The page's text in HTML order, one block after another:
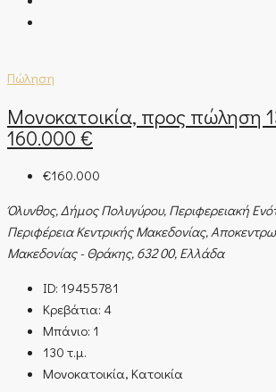
Πώληση
Μονοκατοικία, προς πώληση
160.000 €
€160.000
Όλυνθος, Δήμος Πολυγύρου, Περιφερειακή
Περιφέρεια Κεντρικής Μακεδονίας,
Μακεδονίας - Θράκης, 632 00, Ελλάδα
ID: 19455781
Κρεβάτια: 4
Μπάνιο: 1
130 τ.μ.
Μονοκατοικία, Κατοικία